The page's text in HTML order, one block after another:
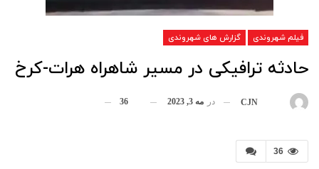
فیلم شهروندی گزارش های شهروندی
حادثه ترافیکی در مسیر شاهراه هرات-کرخ
CJN در مه 3, 2023 36
36